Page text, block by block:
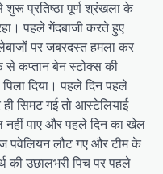
प्रतिष्ठा पूर्ण श्रंखला के
पहले गेंदबाजी करते हुए
पर जबरदस्त हमला कर
कप्तान बेन स्टोक्स की
दिया। पहले दिन पहले
सिमट गई तो आस्टेलियाई
पाए और पहले दिन का खेल
पवेलियन लौट गए और टीम के
की उछालभरी पिच पर पहले